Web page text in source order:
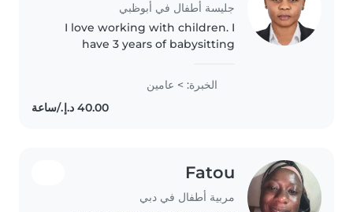
جليسة أطفال في أبوظبي
I love working with children. I
have 3 years of babysitting
babies and toddlers. I also have
experience with children with
special needs, particularly,
الخبرة: > عامين
Fatou
مربية أطفال في دبي